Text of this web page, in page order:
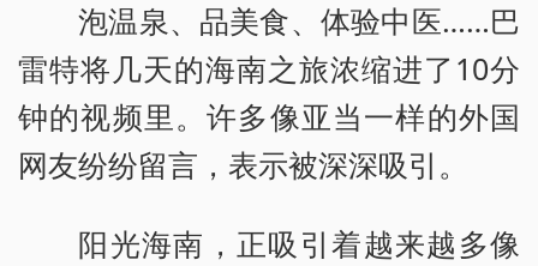
泡温泉、品美食、体验中医……巴
雷特将几天的海南之旅浓缩进了10分
钟的视频里。许多像亚当一样的外国
网友纷纷留言，表示被深深吸引。
阳光海南，正吸引着越来越多像